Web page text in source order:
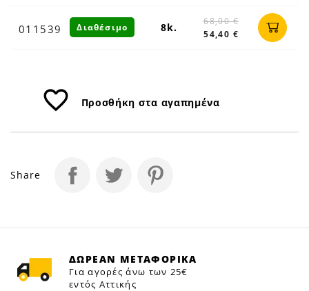
011539 8k.
68,00 €
54,40 €
Διαθέσιμο
favorite_border Προσθήκη στα αγαπημένα
Share
ΔΩΡΕΑΝ ΜΕΤΑΦΟΡΙΚΑ
Για αγορές άνω των 25€
εντός Αττικής